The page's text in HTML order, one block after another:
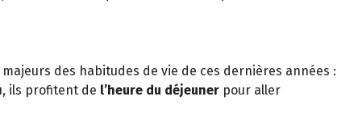
des habitudes de vie de ces dernières années :
ils profitent de l’heure du déjeuner pour aller